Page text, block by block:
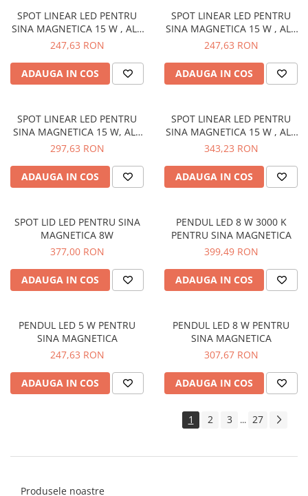
Termostate
Baterii, acumulatori, incarcatoare
Decoratiuni
Sir luminos
Smart Home
Surse de iluminat
Becuri led
Becuri Led inteligente
Tuburi Led
SPOT LINEAR LED PENTRU
SINA MAGNETICA 15 W , ALB
CALD
247,63 RON
ADAUGA IN COS
SPOT LINEAR LED PENTRU
SINA MAGNETICA 15 W , ALB
CALD
247,63 RON
ADAUGA IN COS
SPOT LINEAR LED PENTRU
SINA MAGNETICA 15 W, ALB
CALD
297,63 RON
ADAUGA IN COS
SPOT LINEAR LED PENTRU
SINA MAGNETICA 15 W , ALB
CALD
343,23 RON
ADAUGA IN COS
SPOT LID LED PENTRU SINA
MAGNETICA 8W
377,00 RON
ADAUGA IN COS
PENDUL LED 8 W 3000 K
PENTRU SINA MAGNETICA
399,49 RON
ADAUGA IN COS
PENDUL LED 5 W PENTRU
SINA MAGNETICA
247,63 RON
ADAUGA IN COS
PENDUL LED 8 W PENTRU
SINA MAGNETICA
307,67 RON
ADAUGA IN COS
1 2 3 ... 27
Produsele noastre